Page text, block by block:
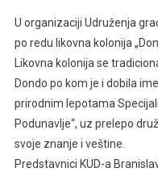
U organizaciji Udruženja
po redu likovna kolonija
Likovna kolonija se
Dondo po kom je i dobila
prirodnim lepotama
Podunavlјe“, uz prelepo
svoje znanje i veštine.
Predstavnici KUD-a